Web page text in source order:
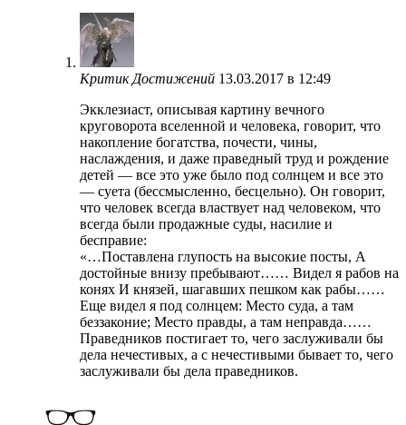
Критик Достижений 13.03.2017 в 12:49
Экклезиаст, описывая картину вечного
круговорота вселенной и человека, говорит, что
накопление богатства, почести, чины,
наслаждения, и даже праведный труд и рождение
детей — все это уже было под солнцем и все это
— суета (бессмысленно, бесцельно). Он говорит,
что человек всегда властвует над человеком, что
всегда были продажные суды, насилие и
бесправие:
«…Поставлена глупость на высокие посты, А
достойные внизу пребывают…… Видел я рабов на
конях И князей, шагавших пешком как рабы……
Еще видел я под солнцем: Место суда, а там
беззаконие; Место правды, а там неправда……
Праведников постигает то, чего заслуживали бы
дела нечестивых, а с нечестивыми бывает то, чего
заслуживали бы дела праведников.